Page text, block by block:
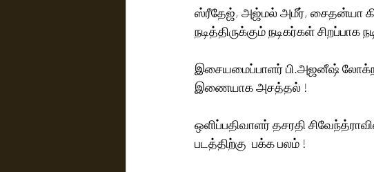
ஸ்ரீதேஜ், அஜ்மல் அமீர், சைதன்யா கிருஷ்ணா,
நடித்திருக்கும் நடிகர்கள் சிறப்பாக
இசையமைப்பாளர் பி.அஜனீஷ்
இணையாக அசத்தல் !
ஒளிப்பதிவாளர் தசரதி
படத்திற்கு  பக்க பலம் !